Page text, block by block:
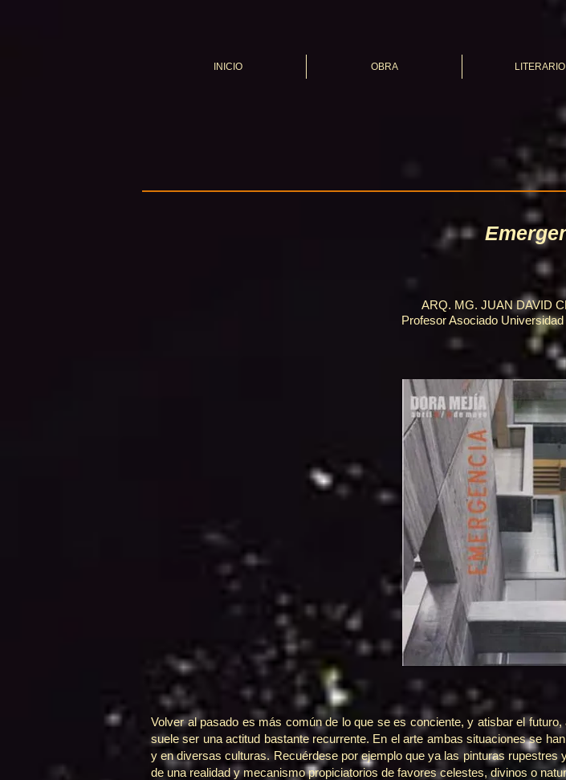
INICIO OBRA LITERARIO
Volver al pasado es más común de lo que se es conciente, y atisbar el
suele ser una actitud bastante recurrente. En el arte ambas situaciones se
y en diversas culturas. Recuérdese por ejemplo que ya las pinturas
de una realidad y mecanismo propiciatorios de favores celestes, divinos o
ARQ. MG. JUAN DAVID
Profesor Asociado